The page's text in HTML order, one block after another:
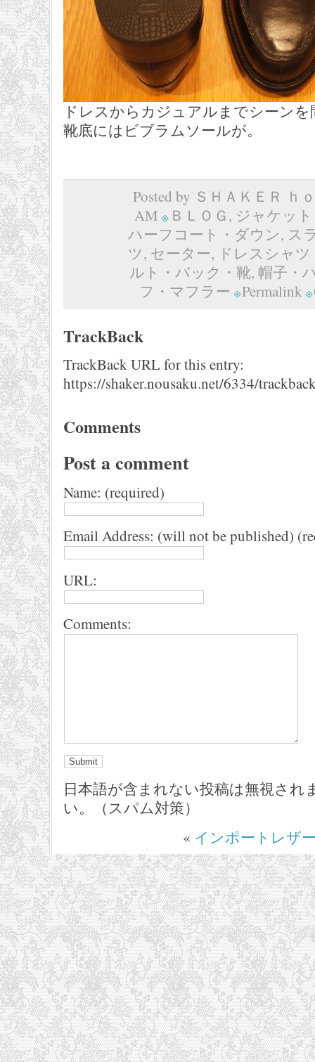
ドレスからカジュアルまでシーン
靴底にはビブラムソールが。
Posted by ＳＨＡＫＥＲ ｈ
AM
ＢＬＯＧ, ジャケッ
ハーフコート・ダウン, ス
ツ, セーター, ドレスシャ
ルト・バック・靴, 帽子・
フ・マフラー
Permalink
TrackBack
TrackBack URL for this entry:
https://shaker.nousaku.net/6334/
Comments
Post a comment
Name: (required)
Email Address: (will not be published)
URL:
Comments:
日本語が含まれない投稿は無視され
い。（スパム対策）
« インポートレザ